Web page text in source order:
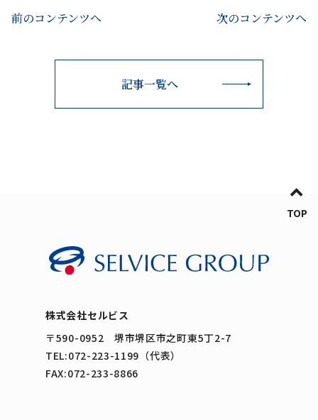
TOP
前のコンテンツへ 次のコンテンツへ
記事一覧へ
株式会社セルビス
〒590-0952 堺市堺区市之町東5丁2-7
TEL:072-223-1199（代表）
FAX:072-233-8866